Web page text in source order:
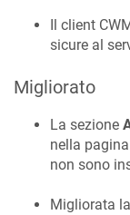
Il client
sicure al
Migliorato
La sezione
nella pagina
non sono
Migliorata